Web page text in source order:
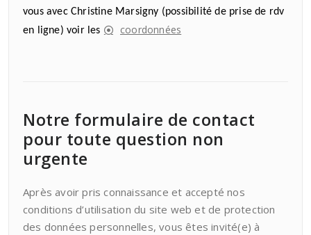
vous avec Christine Marsigny (possibilité de prise de rdv
en ligne) voir les
coordonnées
Notre formulaire de contact
pour toute question non
urgente
Après avoir pris connaissance et accepté nos
conditions d’utilisation du site web et de protection
des données personnelles, vous êtes invité(e) à